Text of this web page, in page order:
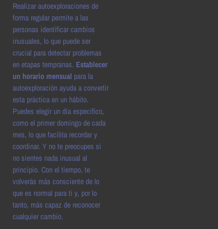
Realizar autoexploraciones de
forma regular permite a las
personas identificar cambios
inusuales, lo que puede ser
crucial para detectar problemas
en etapas tempranas. Establecer
un horario mensual para la
autoexploración ayuda a convertir
esta práctica en un hábito.
Puedes elegir un día específico,
como el primer domingo de cada
mes, lo que facilita recordar y
coordinar. Y no te preocupes si
no sientes nada inusual al
principio. Con el tiempo, te
volverás más consciente de lo
que es normal para ti y, por lo
tanto, más capaz de reconocer
cualquier cambio.